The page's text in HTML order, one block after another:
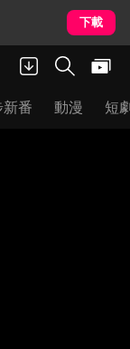
下載
新番 動漫 短